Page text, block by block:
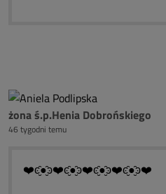
żona ś.p.Henia Dobrońskiego
46 tygodni temu
❤️ͼ̮̑●̮̑ͽ❤️ͼ̮̑●̮̑ͽ❤️ͼ̮̑●̮̑ͽ❤️ͼ̮̑●̮̑ͽ❤️